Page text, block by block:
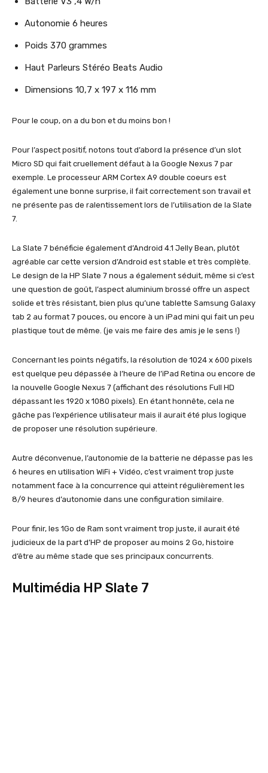
Autonomie 6 heures
Poids 370 grammes
Haut Parleurs Stéréo Beats Audio
Dimensions 10,7 x 197 x 116 mm
Pour le coup, on a du bon et du moins bon !
Pour l’aspect positif, notons tout d’abord la présence d’un slot
Micro SD qui fait cruellement défaut à la Google Nexus 7 par
exemple. Le processeur ARM Cortex A9 double coeurs est
également une bonne surprise, il fait correctement son travail et
ne présente pas de ralentissement lors de l’utilisation de la Slate
7.
La Slate 7 bénéficie également d’Android 4.1 Jelly Bean, plutôt
agréable car cette version d’Android est stable et très complète.
Le design de la HP Slate 7 nous a également séduit, même si c’est
une question de goût, l’aspect aluminium brossé offre un aspect
solide et très résistant, bien plus qu’une tablette Samsung Galaxy
tab 2 au format 7 pouces, ou encore à un iPad mini qui fait un peu
plastique tout de même. (je vais me faire des amis je le sens !)
Concernant les points négatifs, la résolution de 1024 x 600 pixels
est quelque peu dépassée à l’heure de l’iPad Retina ou encore de
la nouvelle Google Nexus 7 (affichant des résolutions Full HD
dépassant les 1920 x 1080 pixels). En étant honnête, cela ne
gâche pas l’expérience utilisateur mais il aurait été plus logique
de proposer une résolution supérieure.
Autre déconvenue, l’autonomie de la batterie ne dépasse pas les
6 heures en utilisation WiFi + Vidéo, c’est vraiment trop juste
notamment face à la concurrence qui atteint régulièrement les
8/9 heures d’autonomie dans une configuration similaire.
Pour finir, les 1Go de Ram sont vraiment trop juste, il aurait été
judicieux de la part d’HP de proposer au moins 2 Go, histoire
d’être au même stade que ses principaux concurrents.
Multimédia HP Slate 7